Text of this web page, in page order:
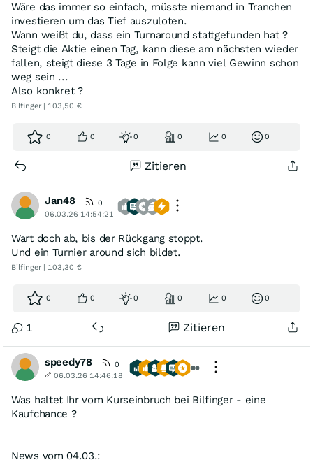
Wäre das immer so einfach, müsste niemand in Tranchen
investieren um das Tief auszuloten.
Wann weißt du, dass ein Turnaround stattgefunden hat ?
Steigt die Aktie einen Tag, kann diese am nächsten wieder
fallen, steigt diese 3 Tage in Folge kann viel Gewinn schon
weg sein ...
Also konkret ?
Bilfinger | 103,50 €
0 0 0 0 0 0
Zitieren
Jan48
0
06.03.26 14:54:21
Wart doch ab, bis der Rückgang stoppt.
Und ein Turnier around sich bildet.
Bilfinger | 103,30 €
0 0 0 0 0 0
1 Zitieren
speedy78
0
06.03.26 14:46:18
Was haltet Ihr vom Kurseinbruch bei Bilfinger - eine
Kaufchance ?
News vom 04.03.: